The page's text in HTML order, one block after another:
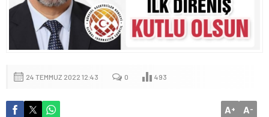
24 TEMMUZ 2022 12:43 0 493
A+ A-